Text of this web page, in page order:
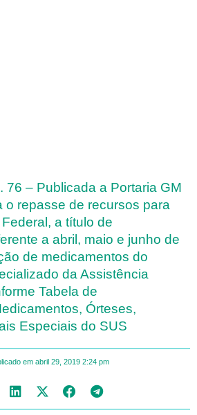
76 – Publicada a Portaria GM
o repasse de recursos para
a título de
a abril, maio e junho de
de medicamentos do
da Assistência
Tabela de
Órteses,
Especiais do SUS
em abril 29, 2019 2:24 pm